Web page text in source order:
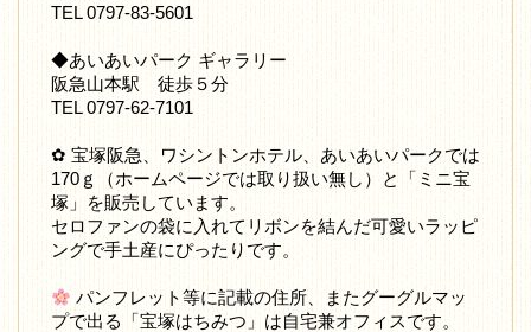
TEL 0797-83-5601
◆あいあいパーク ギャラリー
阪急山本駅 徒歩５分
TEL 0797-62-7101
✿ 宝塚阪急、ワシントンホテル、あいあいパークでは
170ｇ（ホームページでは取り扱い無し）と「ミニ宝
塚」を販売しています。
セロファンの袋に入れてリボンを結んだ可愛いラッピ
ングで手土産にぴったりです。
パンフレット等に記載の住所、またグーグルマッ
プで出る「宝塚はちみつ」は自宅兼オフィスです。